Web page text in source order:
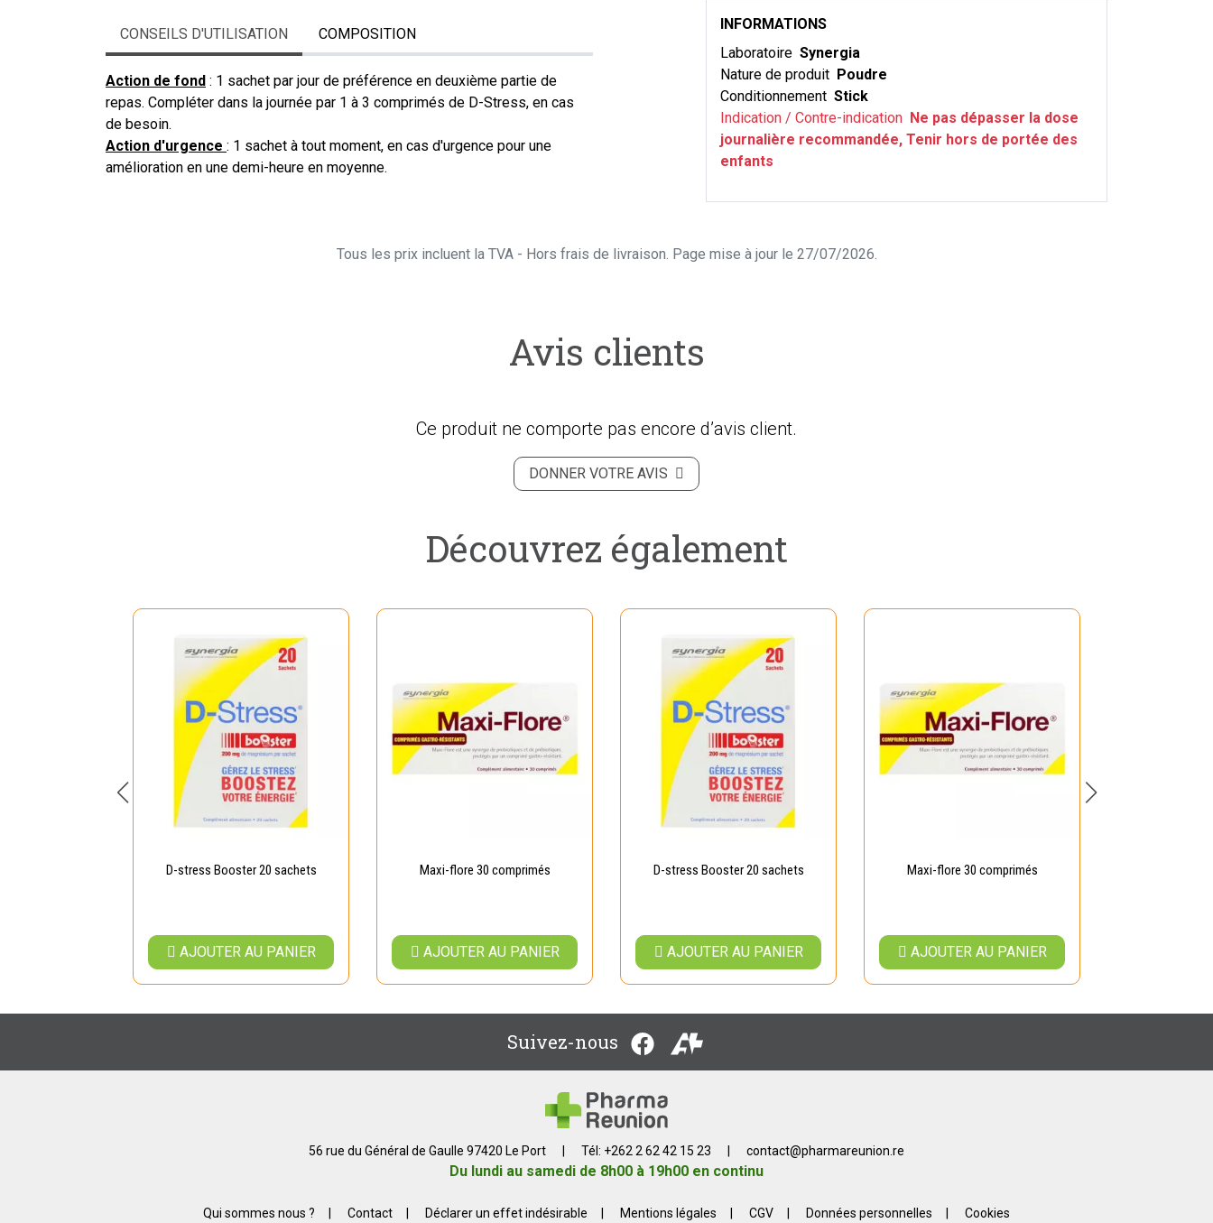
CONSEILS D'UTILISATION COMPOSITION
Action de fond : 1 sachet par jour de préférence en deuxième partie de
repas. Compléter dans la journée par 1 à 3 comprimés de D-Stress, en cas
de besoin.
Action d'urgence : 1 sachet à tout moment, en cas d'urgence pour une
amélioration en une demi-heure en moyenne.
INFORMATIONS
Laboratoire Synergia
Nature de produit Poudre
Conditionnement Stick
Indication / Contre-indication Ne pas dépasser la dose
journalière recommandée, Tenir hors de portée des
enfants
Tous les prix incluent la TVA - Hors frais de livraison. Page mise à jour le 27/07/2026.
Avis clients
Ce produit ne comporte pas encore d’avis client.
DONNER VOTRE AVIS
Découvrez également
D-stress Booster 20 sachets
AJOUTER AU PANIER
Maxi-flore 30 comprimés
AJOUTER AU PANIER
D-stress Booster 20 sachets
AJOUTER AU PANIER
Maxi-flore 30 comprimés
AJOUTER AU PANIER
Suivez-nous
56 rue du Général de Gaulle 97420 Le Port Tél: +262 2 62 42 15 23 contact@pharmareunion.re
Du lundi au samedi de 8h00 à 19h00 en continu
Qui sommes nous ? Contact Déclarer un effet indésirable Mentions légales CGV Données personnelles Cookies